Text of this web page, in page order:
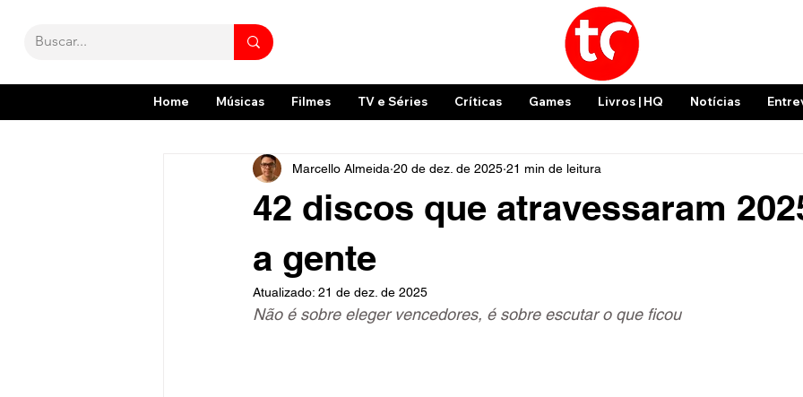
Home Músicas Filmes TV e Séries Críticas Games Livros | HQ Notícias
42 discos que atravessaram
a gente
Marcello Almeida 20 de dez. de 2025 21 min de leitura
Atualizado: 21 de dez. de 2025
Não é sobre eleger vencedores, é sobre escutar o que ficou